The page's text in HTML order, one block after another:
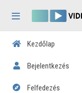
Kezdőlap
Bejelentkezés
Felfedezés